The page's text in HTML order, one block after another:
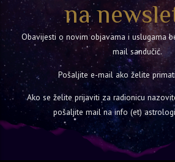
na
Obavijesti o novim objavama i uslugama
mail sandučić.
Pošaljite e-mail ako želite
Ako se želite prijaviti za radionicu
pošaljite mail na info (et)